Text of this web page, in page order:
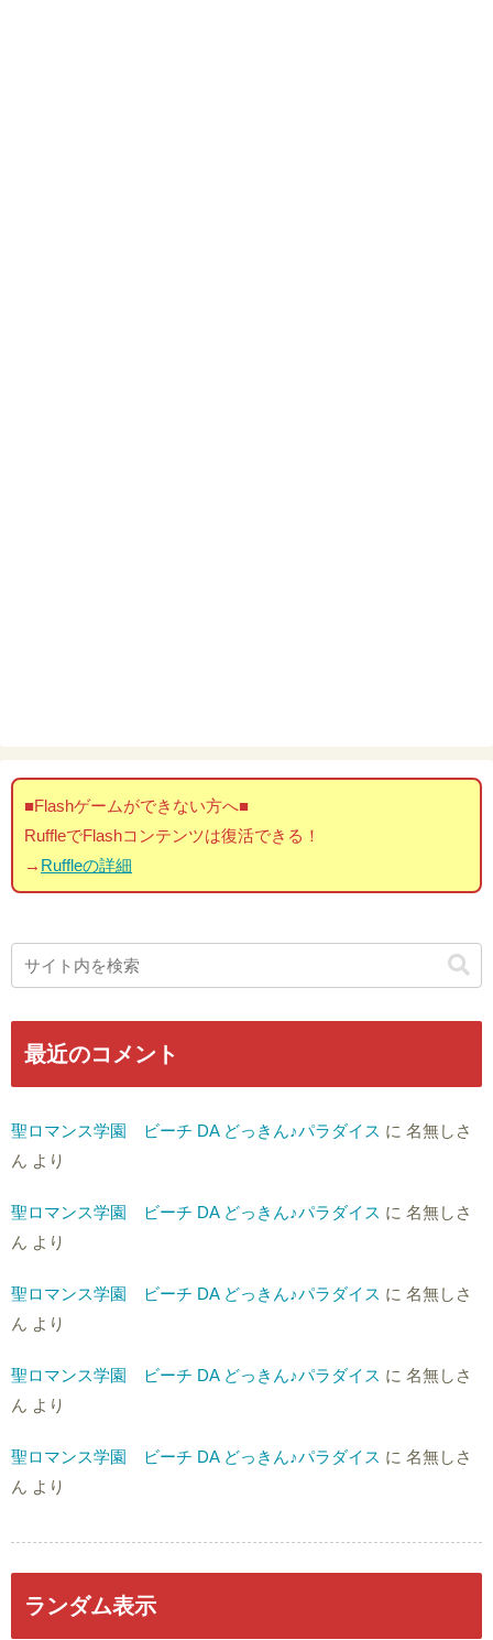
■Flashゲームができない方へ■
RuffleでFlashコンテンツは復活できる！
→ Ruffleの詳細
最近のコメント
聖ロマンス学園 ビーチ DA どっきん♪パラダイス に 名無しさ
ん より
聖ロマンス学園 ビーチ DA どっきん♪パラダイス に 名無しさ
ん より
聖ロマンス学園 ビーチ DA どっきん♪パラダイス に 名無しさ
ん より
聖ロマンス学園 ビーチ DA どっきん♪パラダイス に 名無しさ
ん より
聖ロマンス学園 ビーチ DA どっきん♪パラダイス に 名無しさ
ん より
ランダム表示